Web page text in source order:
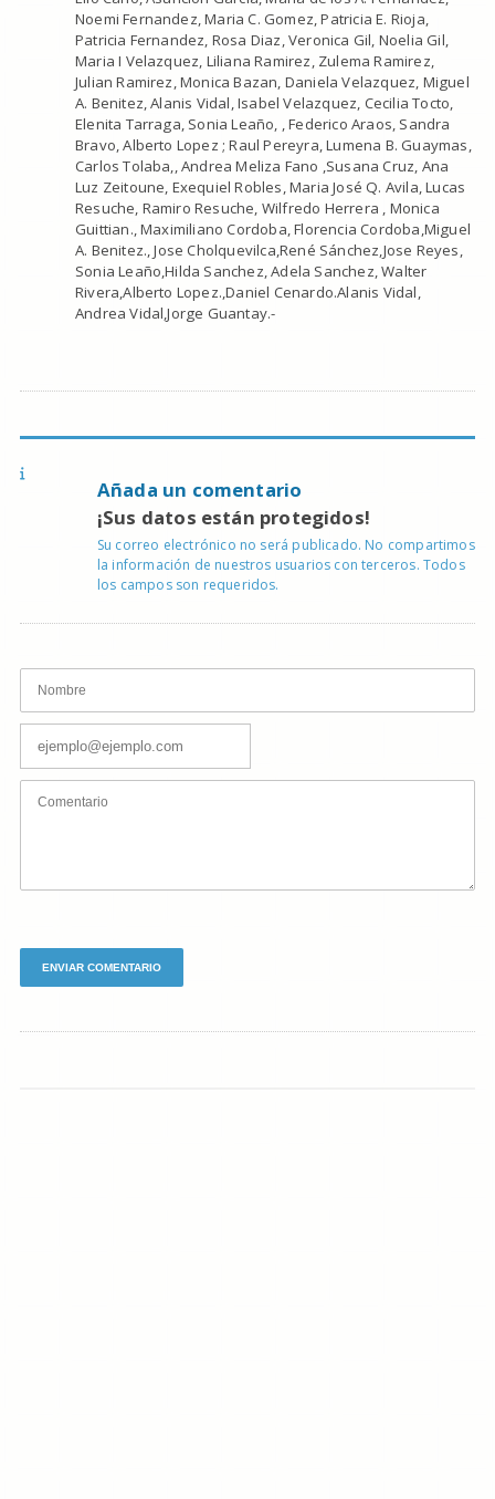
Añada un comentario
¡Sus datos están protegidos!
Su correo electrónico no será publicado. No compartimos
la información de nuestros usuarios con terceros. Todos
los campos son requeridos.